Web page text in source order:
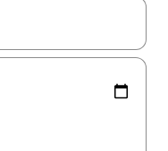
les flèches vers le